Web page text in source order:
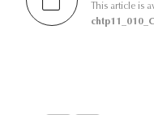
This article is